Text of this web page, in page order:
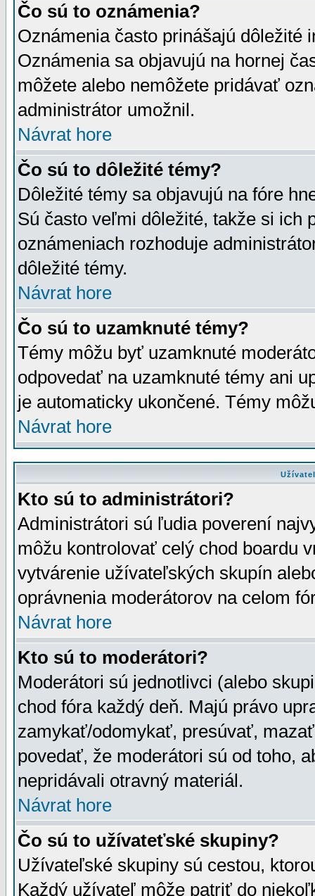
Čo sú to oznámenia?
Oznámenia často prinášajú dôležité
Oznámenia sa objavujú na hornej
môžete alebo nemôžete pridávať
administrátor umožnil.
Návrat hore
Čo sú to dôležité témy?
Dôležité témy sa objavujú na fóre
Sú často veľmi dôležité, takže si ich
oznámeniach rozhoduje
dôležité témy.
Návrat hore
Čo sú to uzamknuté témy?
Témy môžu byť uzamknuté
odpovedať na uzamknuté témy ani
je automaticky ukončené. Témy
Návrat hore
Kto sú to administrátori?
Administrátori sú ľudia poverení
môžu kontrolovať celý chod boardu
vytvárenie užívateľských skupín
oprávnenia moderátorov na celom
Návrat hore
Kto sú to moderátori?
Moderátori sú jednotlivci (alebo
chod fóra každý deň. Majú právo
zamykať/odomykať, presúvať,
povedať, že moderátori sú od toho,
nepridávali otravný materiál.
Návrat hore
Čo sú to užívateťské skupiny?
Užívateľské skupiny sú cestou,
Každý užívateľ môže patriť do